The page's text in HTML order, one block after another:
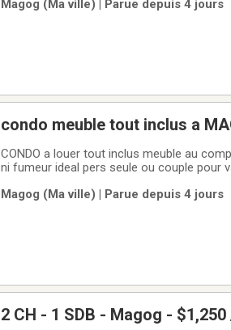
simple et flexible.Pour plus d’infos ou
Magog (Ma ville) | Parue depuis 4 jours
condo meuble tout inclus a
CONDO a louer tout inclus meuble au complet condo lumineux pres de
ni fumeur ideal pers seule ou couple pour vacances et pour activites pres du lac la plage velo jogging kayak
Magog (Ma ville) | Parue depuis 4 jours
2 CH - 1 SDB - Magog - $1,250